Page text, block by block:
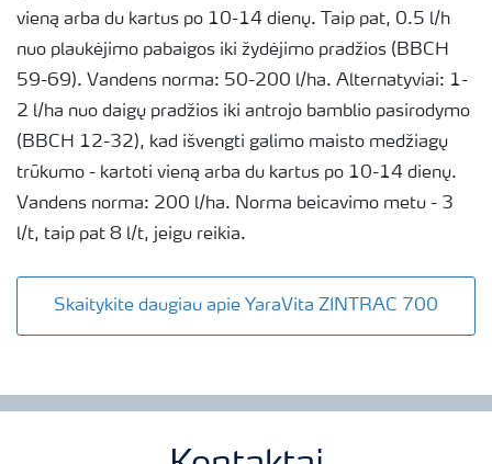
vieną arba du kartus po 10-14 dienų. Taip pat, 0.5 l/h
nuo plaukėjimo pabaigos iki žydėjimo pradžios (BBCH
59-69). Vandens norma: 50-200 l/ha. Alternatyviai: 1-
2 l/ha nuo daigų pradžios iki antrojo bamblio pasirodymo
(BBCH 12-32), kad išvengti galimo maisto medžiagų
trūkumo - kartoti vieną arba du kartus po 10-14 dienų.
Vandens norma: 200 l/ha. Norma beicavimo metu - 3
l/t, taip pat 8 l/t, jeigu reikia.
Skaitykite daugiau apie YaraVita ZINTRAC 700